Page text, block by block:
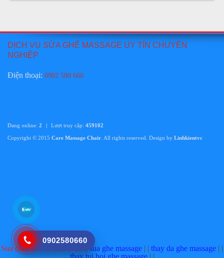
CHÍ MINH, HÀ NỘI
Giá:Liên hệ
0902580660
DỊCH VỤ SỬA GHẾ MASSAGE UY TÍN CHUYÊN
NGHIỆP
Điện thoại: 0902 580 660
Đang online: 2 Lượt truy cập: 459102
Copyright © 2015 Care Massage Chair . All rights reserved. Design by Linhkientvc
Sua may tinh tai nha HCM |sua ghe massage | | thay da ghe massage | |